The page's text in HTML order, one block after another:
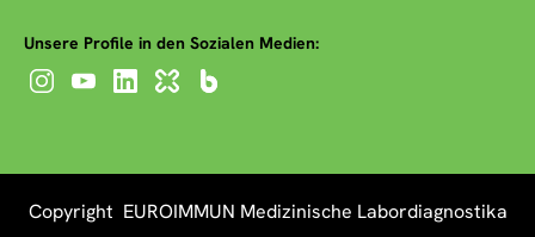
Unsere Profile in den Sozialen Medien:
Copyright EUROIMMUN Medizinische Labordiagnostika